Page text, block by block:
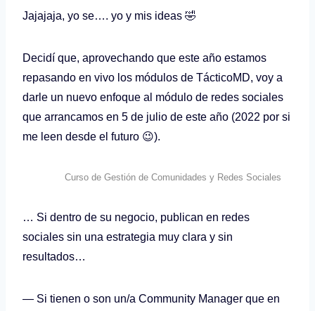
Jajajaja, yo se…. yo y mis ideas 🤣
Decidí que, aprovechando que este año estamos
repasando en vivo los módulos de TácticoMD, voy a
darle un nuevo enfoque al módulo de redes sociales
que arrancamos en 5 de julio de este año (2022 por si
me leen desde el futuro 😉).
Curso de Gestión de Comunidades y Redes Sociales
… Si dentro de su negocio, publican en redes
sociales sin una estrategia muy clara y sin
resultados…
— Si tienen o son un/a Community Manager que en